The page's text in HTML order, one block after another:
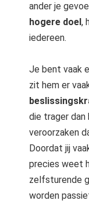
ander je
hogere doel,
iedereen.
Je bent vaak
zit hem er
die trager dan
veroorzaken
Doordat jij
precies weet
zelfsturende
worden